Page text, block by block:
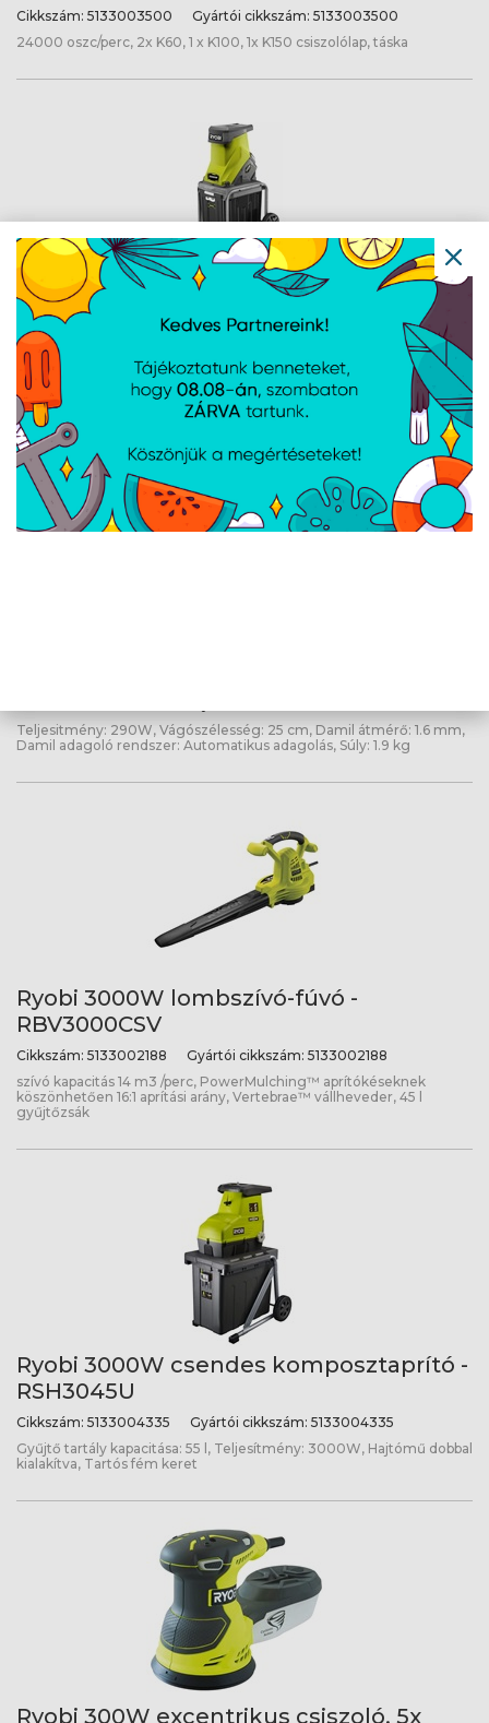
Cikkszám: 5133003500 Gyártói cikkszám: 5133003500
24000 oszc/perc, 2x K60, 1 x K100, 1x K150 csiszolólap, táska
Ryobi 2500W komposztaprító -
RSH2545B
Cikkszám:
Gyűjtő tartály kapacitása: 40 l, Késes vágórendszer, Két
megfordítható edzett acél kés, Teljesítmény: 2500W
Teljesitmény: 290W, Vágószélesség: 25 cm, Damil átmérő: 1.6 mm,
Damil adagoló rendszer: Automatikus adagolás, Súly: 1.9 kg
Ryobi 3000W lombszívó-fúvó -
RBV3000CSV
Cikkszám: 5133002188 Gyártói cikkszám: 5133002188
szívó kapacitás 14 m3 /perc, PowerMulching™ aprítókéseknek
köszönhetően 16:1 aprítási arány, Vertebrae™ vállheveder, 45 l
gyűjtőzsák
Ryobi 3000W csendes komposztaprító -
RSH3045U
Cikkszám: 5133004335 Gyártói cikkszám: 5133004335
Gyűjtő tartály kapacitása: 55 l, Teljesítmény: 3000W, Hajtómű dobbal
kialakítva, Tartós fém keret
Ryobi 300W excentrikus csiszoló, 5x